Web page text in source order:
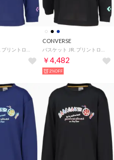
CONVERSE
￥4,482
2%OFF